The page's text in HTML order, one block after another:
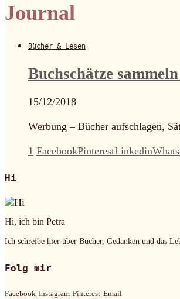
Journal
Bücher & Lesen
Buchschätze
15/12/2018
Werbung – Bücher aufschlagen,
1 FacebookPinterestLinkedin
Hi
Hi, ich bin Petra
Ich schreibe hier über Bücher, Gedanken und das
Folg mir
Facebook Instagram Pinterest Email